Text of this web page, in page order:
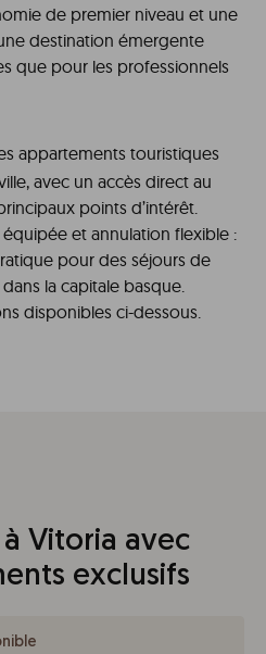
de premier niveau et une
destination émergente
que pour les professionnels
appartements touristiques
avec un accès direct au
points d’intérêt.
et annulation flexible :
pour des séjours de
la capitale basque.
disponibles ci-dessous.
Vitoria avec
exclusifs